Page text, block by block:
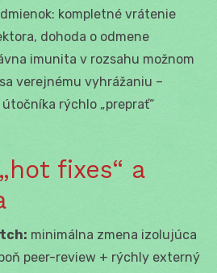
kompletné vrátenie
dohoda o odmene
imunita v rozsahu možnom
verejnému vyhrážaniu –
rýchlo „preprať“
fixes“ a
minimálna zmena izolujúca
peer-review + rýchly externý